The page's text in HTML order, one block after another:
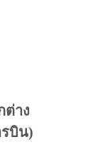
ต่าง
บิน)